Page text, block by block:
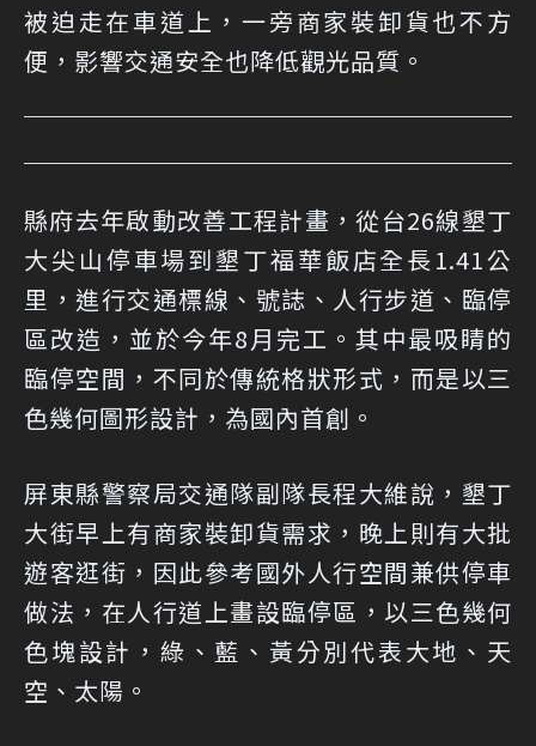
被迫走在車道上，一旁商家裝卸貨也不方
便，影響交通安全也降低觀光品質。
縣府去年啟動改善工程計畫，從台26線墾丁
大尖山停車場到墾丁福華飯店全長1.41公
里，進行交通標線、號誌、人行步道、臨停
區改造，並於今年8月完工。其中最吸睛的
臨停空間，不同於傳統格狀形式，而是以三
色幾何圖形設計，為國內首創。
屏東縣警察局交通隊副隊長程大維說，墾丁
大街早上有商家裝卸貨需求，晚上則有大批
遊客逛街，因此參考國外人行空間兼供停車
做法，在人行道上畫設臨停區，以三色幾何
色塊設計，綠、藍、黃分別代表大地、天
空、太陽。